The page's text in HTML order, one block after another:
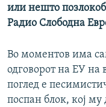
или нешто
Радио Слободна
Во моментов има
одговорот на ЕУ на
поглед е
поспан блок, кој му